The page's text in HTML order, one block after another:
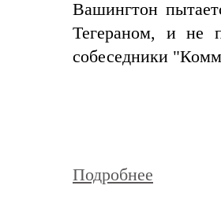
Вашингтон
Тегераном, и не
собеседники
Подробнее